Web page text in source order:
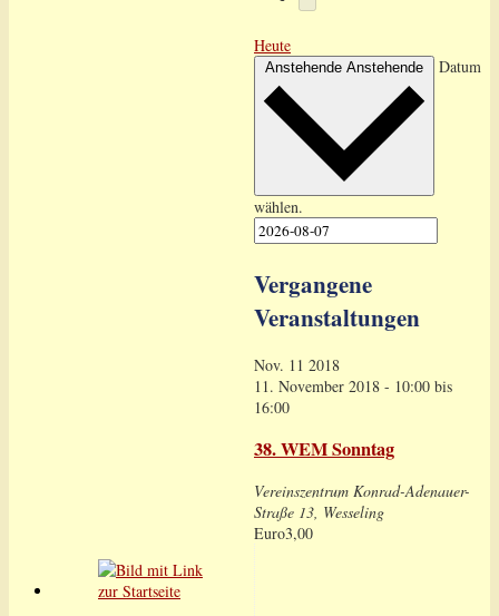
Heute
Anstehende Anstehende Datum
wählen.
Vergangene
Veranstaltungen
Nov. 11 2018
11. November 2018 - 10:00 bis
16:00
38. WEM Sonntag
Vereinszentrum Konrad-Adenauer-
Straße 13, Wesseling
Euro3,00